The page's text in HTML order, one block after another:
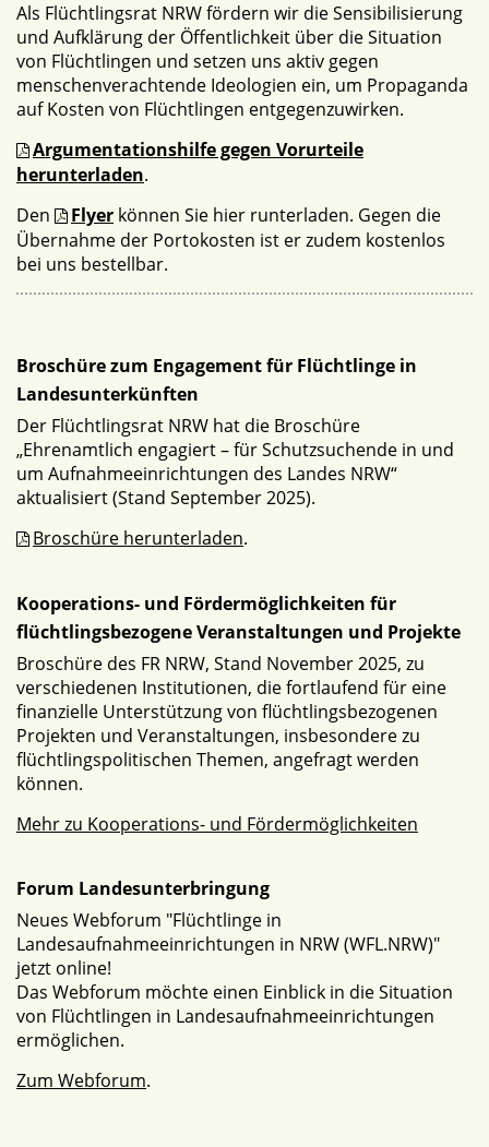
Als Flüchtlingsrat NRW fördern wir die Sensibilisierung
und Aufklärung der Öffentlichkeit über die Situation
von Flüchtlingen und setzen uns aktiv gegen
menschenverachtende Ideologien ein, um Propaganda
auf Kosten von Flüchtlingen entgegenzuwirken.
Argumentationshilfe gegen Vorurteile
herunterladen.
Den
Flyer können Sie hier runterladen. Gegen die
Übernahme der Portokosten ist er zudem kostenlos
bei uns bestellbar.
Broschüre zum Engagement für Flüchtlinge in
Landesunterkünften
Der Flüchtlingsrat NRW hat die Broschüre
„Ehrenamtlich engagiert – für Schutzsuchende in und
um Aufnahmeeinrichtungen des Landes NRW“
aktualisiert (Stand September 2025).
Broschüre herunterladen.
Kooperations- und Fördermöglichkeiten für
flüchtlingsbezogene Veranstaltungen und Projekte
Broschüre des FR NRW, Stand November 2025, zu
verschiedenen Institutionen, die fortlaufend für eine
finanzielle Unterstützung von flüchtlingsbezogenen
Projekten und Veranstaltungen, insbesondere zu
flüchtlingspolitischen Themen, angefragt werden
können.
Mehr zu Kooperations- und Fördermöglichkeiten
Forum Landesunterbringung
Neues Webforum "Flüchtlinge in
Landesaufnahmeeinrichtungen in NRW (WFL.NRW)"
jetzt online!
Das Webforum möchte einen Einblick in die Situation
von Flüchtlingen in Landesaufnahmeeinrichtungen
ermöglichen.
Zum Webforum.